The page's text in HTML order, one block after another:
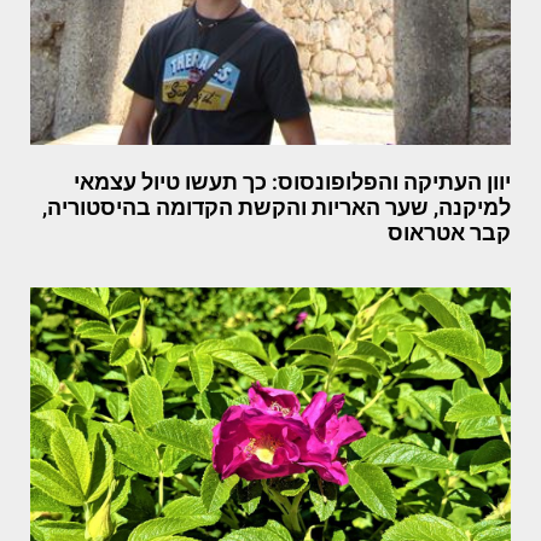
יוון העתיקה והפלופונסוס: כך תעשו טיול עצמאי
למיקנה, שער האריות והקשת הקדומה בהיסטוריה,
קבר אטראוס